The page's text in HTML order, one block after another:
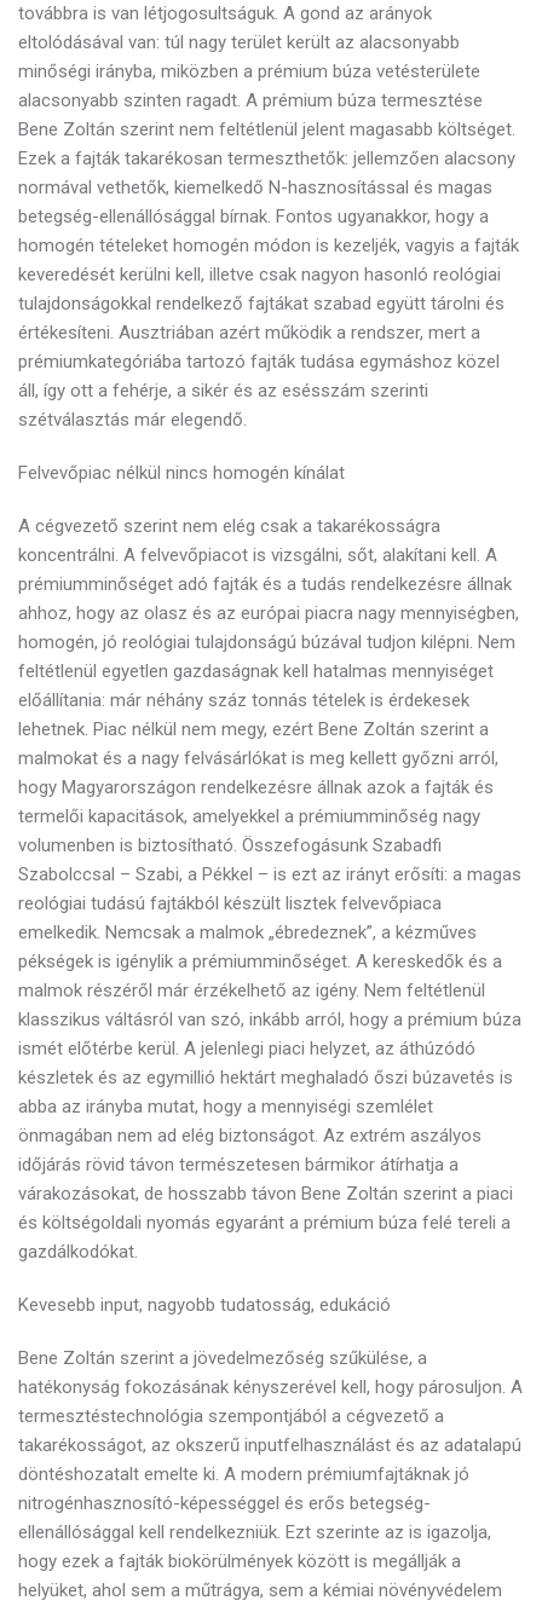
továbbra is van létjogosultságuk. A gond az arányok
eltolódásával van: túl nagy terület került az alacsonyabb
minőségi irányba, miközben a prémium búza vetésterülete
alacsonyabb szinten ragadt. A prémium búza termesztése
Bene Zoltán szerint nem feltétlenül jelent magasabb költséget.
Ezek a fajták takarékosan termeszthetők: jellemzően alacsony
normával vethetők, kiemelkedő N-hasznosítással és magas
betegség-ellenállósággal bírnak. Fontos ugyanakkor, hogy a
homogén tételeket homogén módon is kezeljék, vagyis a fajták
keveredését kerülni kell, illetve csak nagyon hasonló reológiai
tulajdonságokkal rendelkező fajtákat szabad együtt tárolni és
értékesíteni. Ausztriában azért működik a rendszer, mert a
prémiumkategóriába tartozó fajták tudása egymáshoz közel
áll, így ott a fehérje, a sikér és az esésszám szerinti
szétválasztás már elegendő.
Felvevőpiac nélkül nincs homogén kínálat
A cégvezető szerint nem elég csak a takarékosságra
koncentrálni. A felvevőpiacot is vizsgálni, sőt, alakítani kell. A
prémiumminőséget adó fajták és a tudás rendelkezésre állnak
ahhoz, hogy az olasz és az európai piacra nagy mennyiségben,
homogén, jó reológiai tulajdonságú búzával tudjon kilépni. Nem
feltétlenül egyetlen gazdaságnak kell hatalmas mennyiséget
előállítania: már néhány száz tonnás tételek is érdekesek
lehetnek. Piac nélkül nem megy, ezért Bene Zoltán szerint a
malmokat és a nagy felvásárlókat is meg kellett győzni arról,
hogy Magyarországon rendelkezésre állnak azok a fajták és
termelői kapacitások, amelyekkel a prémiumminőség nagy
volumenben is biztosítható. Összefogásunk Szabadfi
Szabolccsal – Szabi, a Pékkel – is ezt az irányt erősíti: a magas
reológiai tudású fajtákból készült lisztek felvevőpiaca
emelkedik. Nemcsak a malmok „ébredeznek”, a kézműves
pékségek is igénylik a prémiumminőséget. A kereskedők és a
malmok részéről már érzékelhető az igény. Nem feltétlenül
klasszikus váltásról van szó, inkább arról, hogy a prémium búza
ismét előtérbe kerül. A jelenlegi piaci helyzet, az áthúzódó
készletek és az egymillió hektárt meghaladó őszi búzavetés is
abba az irányba mutat, hogy a mennyiségi szemlélet
önmagában nem ad elég biztonságot. Az extrém aszályos
időjárás rövid távon természetesen bármikor átírhatja a
várakozásokat, de hosszabb távon Bene Zoltán szerint a piaci
és költségoldali nyomás egyaránt a prémium búza felé tereli a
gazdálkodókat.
Kevesebb input, nagyobb tudatosság, edukáció
Bene Zoltán szerint a jövedelmezőség szűkülése, a
hatékonyság fokozásának kényszerével kell, hogy párosuljon. A
termesztéstechnológia szempontjából a cégvezető a
takarékosságot, az okszerű inputfelhasználást és az adatalapú
döntéshozatalt emelte ki. A modern prémiumfajtáknak jó
nitrogénhasznosító-képességgel és erős betegség-
ellenállósággal kell rendelkezniük. Ezt szerinte az is igazolja,
hogy ezek a fajták biokörülmények között is megállják a
helyüket, ahol sem a műtrágya, sem a kémiai növényvédelem